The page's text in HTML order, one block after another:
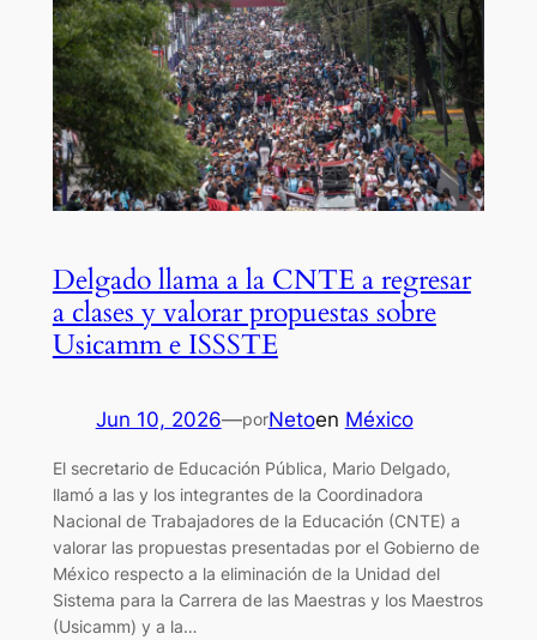
Delgado llama a la CNTE a regresar
a clases y valorar propuestas sobre
Usicamm e ISSSTE
Jun 10, 2026—porNetoen México
El secretario de Educación Pública, Mario Delgado,
llamó a las y los integrantes de la Coordinadora
Nacional de Trabajadores de la Educación (CNTE) a
valorar las propuestas presentadas por el Gobierno de
México respecto a la eliminación de la Unidad del
Sistema para la Carrera de las Maestras y los Maestros
(Usicamm) y a la…